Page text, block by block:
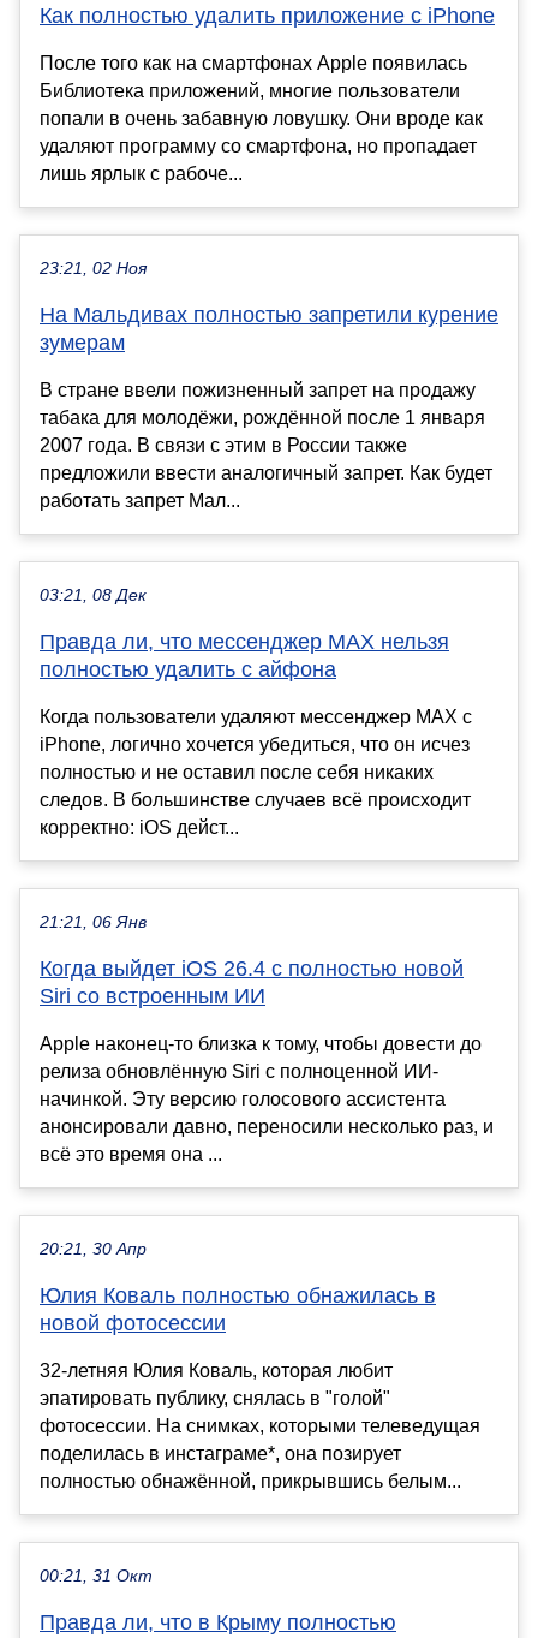
Как полностью удалить приложение с iPhone
После того как на смартфонах Apple появилась
Библиотека приложений, многие пользователи
попали в очень забавную ловушку. Они вроде как
удаляют программу со смартфона, но пропадает
лишь ярлык с рабоче...
23:21, 02 Ноя
На Мальдивах полностью запретили курение
зумерам
В стране ввели пожизненный запрет на продажу
табака для молодёжи, рождённой после 1 января
2007 года. В связи с этим в России также
предложили ввести аналогичный запрет. Как будет
работать запрет Мал...
03:21, 08 Дек
Правда ли, что мессенджер MAX нельзя
полностью удалить с айфона
Когда пользователи удаляют мессенджер MAX с
iPhone, логично хочется убедиться, что он исчез
полностью и не оставил после себя никаких
следов. В большинстве случаев всё происходит
корректно: iOS дейст...
21:21, 06 Янв
Когда выйдет iOS 26.4 с полностью новой
Siri со встроенным ИИ
Apple наконец-то близка к тому, чтобы довести до
релиза обновлённую Siri с полноценной ИИ-
начинкой. Эту версию голосового ассистента
анонсировали давно, переносили несколько раз, и
всё это время она ...
20:21, 30 Апр
Юлия Коваль полностью обнажилась в
новой фотосессии
32-летняя Юлия Коваль, которая любит
эпатировать публику, снялась в "голой"
фотосессии. На снимках, которыми телеведущая
поделилась в инстаграме*, она позирует
полностью обнажённой, прикрывшись белым...
00:21, 31 Окт
Правда ли, что в Крыму полностью